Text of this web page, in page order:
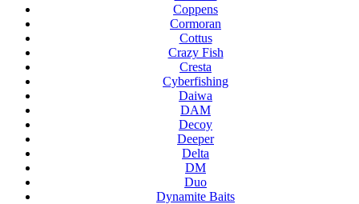
Coppens
Cormoran
Cottus
Crazy Fish
Cresta
Cyberfishing
Daiwa
DAM
Decoy
Deeper
Delta
DM
Duo
Dynamite Baits